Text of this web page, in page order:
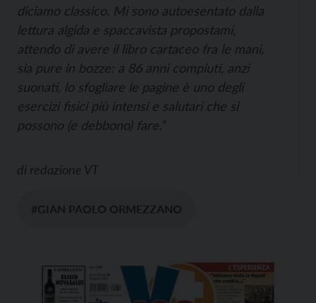
diciamo classico. Mi sono autoesentato dalla
lettura algida e spaccavista propostami,
attendo di avere il libro cartaceo fra le mani,
sia pure in bozze: a 86 anni compiuti, anzi
suonati, lo sfogliare le pagine è uno degli
esercizi fisici più intensi e salutari che si
possono (e debbono) fare.”
di redazione VT
#GIAN PAOLO ORMEZZANO